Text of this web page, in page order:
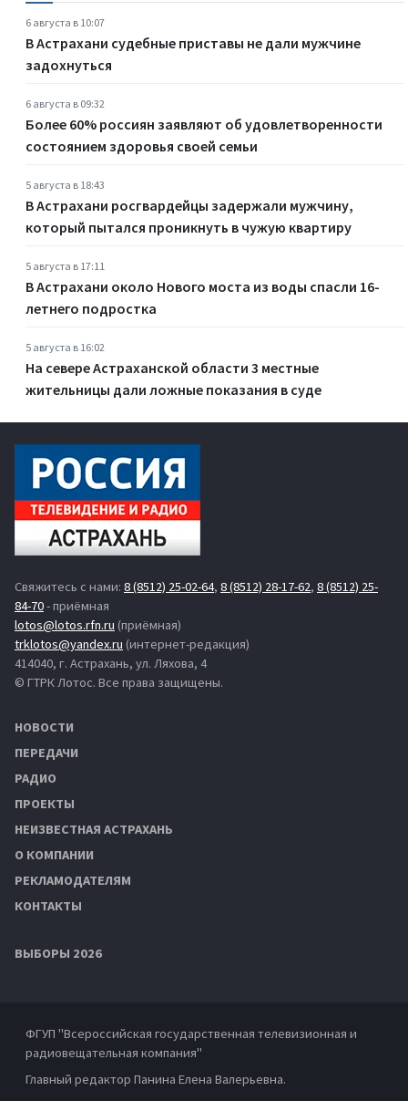
6 августа в 10:07
В Астрахани судебные приставы не дали мужчине
задохнуться
6 августа в 09:32
Более 60% россиян заявляют об удовлетворенности
состоянием здоровья своей семьи
5 августа в 18:43
В Астрахани росгвардейцы задержали мужчину,
который пытался проникнуть в чужую квартиру
5 августа в 17:11
В Астрахани около Нового моста из воды спасли 16-
летнего подростка
5 августа в 16:02
На севере Астраханской области 3 местные
жительницы дали ложные показания в суде
Свяжитесь с нами: 8 (8512) 25-02-64, 8 (8512) 28-17-62, 8 (8512) 25-
84-70- приёмная
lotos@lotos.rfn.ru (приёмная)
trklotos@yandex.ru (интернет-редакция)
414040, г. Астрахань, ул. Ляхова, 4
© ГТРК Лотос. Все права защищены.
НОВОСТИ
ПЕРЕДАЧИ
РАДИО
ПРОЕКТЫ
НЕИЗВЕСТНАЯ АСТРАХАНЬ
О КОМПАНИИ
РЕКЛАМОДАТЕЛЯМ
КОНТАКТЫ
ВЫБОРЫ 2026
ФГУП "Всероссийская государственная телевизионная и
радиовещательная компания"
Главный редактор Панина Елена Валерьевна.